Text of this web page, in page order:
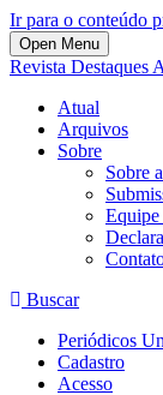
Ir para o conteúdo
Open Menu
Revista Destaques
Atual
Arquivos
Sobre
Sobre
Buscar
Periódicos
Cadastro
Acesso